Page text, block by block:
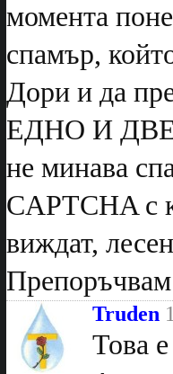
момента
спамър,
Дори и да
ЕДНО И ДВЕ
не минава
CAPTCHA с
виждат,
Truden
Това